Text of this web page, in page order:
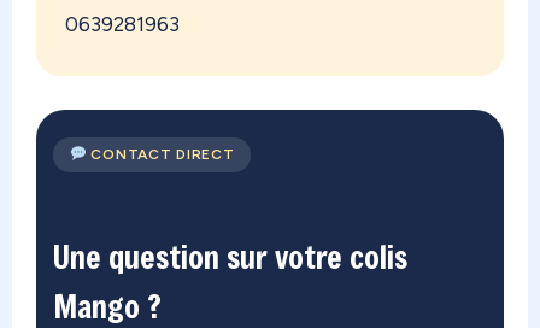
0639281963
CONTACT DIRECT
Une question sur votre colis
Mango ?